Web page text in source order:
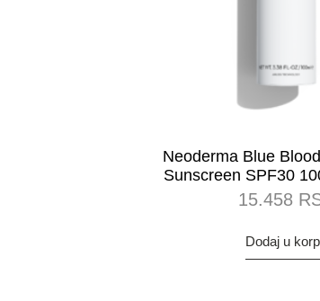
Neoderma Blue
Sunscreen SPF30
15.458
Dodaj u